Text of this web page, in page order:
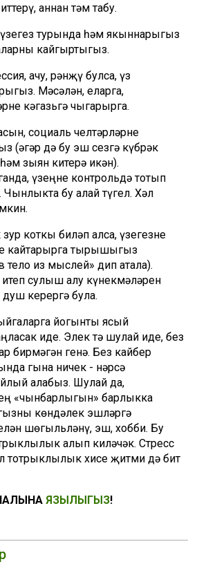
аннан тәм табу.
үзегез турында һәм якыннарыгыз
кайгыртыгыз.
ачу, рәнҗү булса, үз
Мәсәлән, еларга,
кәгазьгә чыгарырга.
социаль челтәрләрне
(әгәр дә бу эш сезгә күбрәк
зыян китерә икән).
үзеңне контрольдә тотып
бу алай түгел. Хәл
коткы биләп алса, үзегезне
кайтарырга тырышыгыз
тело из мыслей» дип атала).
сулыш алу күнекмәләрен
душ керергә була.
йогынты ясый
иде. Элек тә шулай иде, без
бирмәгән генә. Без кайбер
гына ничек - нәрсә
алабыз. Шулай да,
«чынбарлыгын» барлыкка
көндәлек эшләргә
шөгыльләнү, эш, хобби. Бу
алып киләчәк. Стресс
тотрыклылык хисе җитми дә бит
ЯЗЫЛЫГЫЗ!